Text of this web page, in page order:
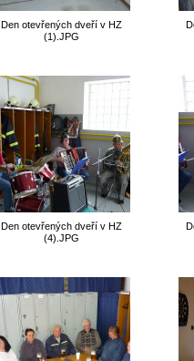
Den otevřených dveří v HZ
(1).JPG
Den otevřených dveří v HZ
(4).JPG